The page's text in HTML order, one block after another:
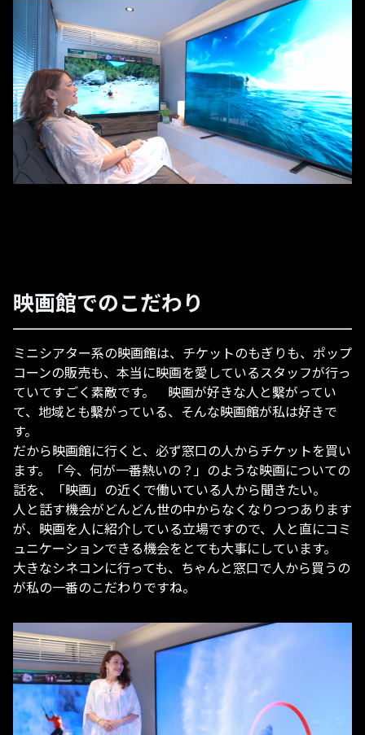
映画館でのこだわり
ミニシアター系の映画館は、チケットのもぎりも、ポップ
コーンの販売も、本当に映画を愛しているスタッフが行っ
ていてすごく素敵です。 映画が好きな人と繫がってい
て、地域とも繫がっている、そんな映画館が私は好きで
す。
だから映画館に行くと、必ず窓口の人からチケットを買い
ます。「今、何が一番熱いの？」のような映画についての
話を、「映画」の近くで働いている人から聞きたい。
人と話す機会がどんどん世の中からなくなりつつあります
が、映画を人に紹介している立場ですので、人と直にコミ
ュニケーションできる機会をとても大事にしています。
大きなシネコンに行っても、ちゃんと窓口で人から買うの
が私の一番のこだわりですね。